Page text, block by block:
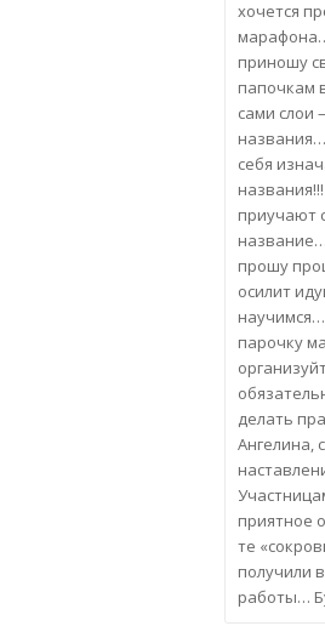
хочется
приношу
папочкам
сами слои
себя
приучают
прошу
осилит
парочку
делать
Ангелина,
приятное
те
получили
работы…